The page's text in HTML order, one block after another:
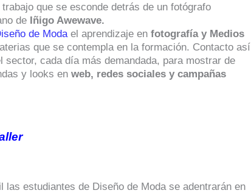
que se esconde detrás de un fotógrafo
de Iñigo Awewave.
de Moda el aprendizaje en fotografía y Medios
que se contempla en la formación. Contacto así
sector, cada día más demandada, para mostrar de
y looks en web, redes sociales y campañas
las estudiantes de Diseño de Moda se adentrarán en